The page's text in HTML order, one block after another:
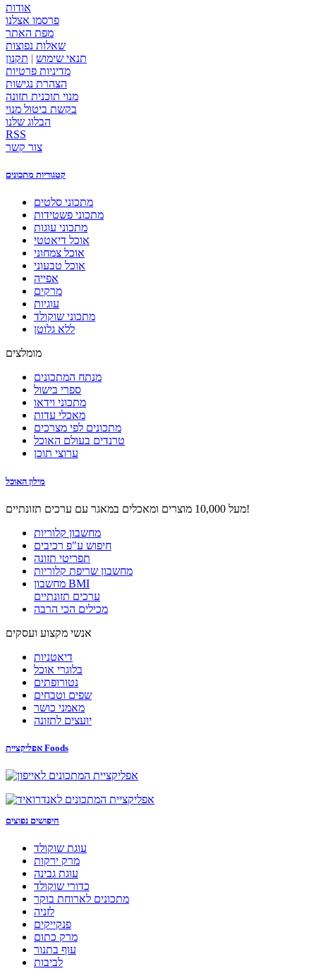
אודות
פרסמו אצלנו
מפת האתר
שאלות נפוצות
תנאי שימוש | תקנון
מדיניות פרטיות
הצהרת נגישות
מנוי תוכנית תזונה
בקשת ביטול מנוי
הבלוג שלנו
RSS
צור קשר
קטגוריות מתכונים
מתכוני סלטים
מתכוני פשטידות
מתכוני עוגות
אוכל דיאטטי
אוכל צמחוני
אוכל טבעוני
אפייה
מרקים
עוגיות
מתכוני שוקולד
ללא גלוטן
מומלצים
מנתח המתכונים
ספרי בישול
מתכוני וידאו
מאכלי עדות
מתכונים לפי מצרכים
טרנדים בעולם האוכל
ערוצי תוכן
מילון האוכל
מעל 10,000 מוצרים ומאכלים במאגר עם ערכים תזונתיים!
מחשבון קלוריות
חיפוש ע"פ רכיבים
תפריטי תזונה
מחשבון שריפת קלוריות
מחשבון BMI
ערכים תזונתיים
מכילים הכי הרבה
אנשי מקצוע ועסקים
דיאטניות
בלוגרי אוכל
נטורופתים
שפים וטבחים
מאמני כושר
יועצים לתזונה
אפליקציית Foods
חיפושים נפוצים
עוגת שוקולד
מרק ירקות
עוגת גבינה
כדורי שוקולד
מתכונים לארוחת בוקר
לזניה
פנקייקים
מרק כתום
עוף בתנור
לביבות